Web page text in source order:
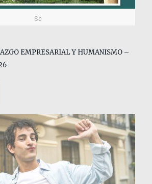
Sc
EMPRESARIAL Y HUMANISMO –